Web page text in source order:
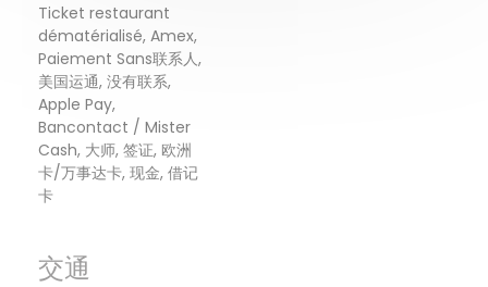
Ticket restaurant
dématérialisé, Amex,
Paiement Sans联系人,
美国运通, 没有联系,
Apple Pay,
Bancontact / Mister
Cash, 大师, 签证, 欧洲
卡/万事达卡, 现金, 借记
卡
交通